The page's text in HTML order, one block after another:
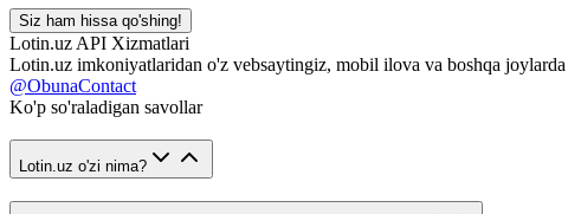
Siz ham hissa qo'shing!
Lotin.uz API Xizmatlari
Lotin.uz imkoniyatlaridan o'z vebsaytingiz, mobil ilova va boshqa
@ObunaContact
Ko'p so'raladigan savollar
Lotin.uz o'zi nima?